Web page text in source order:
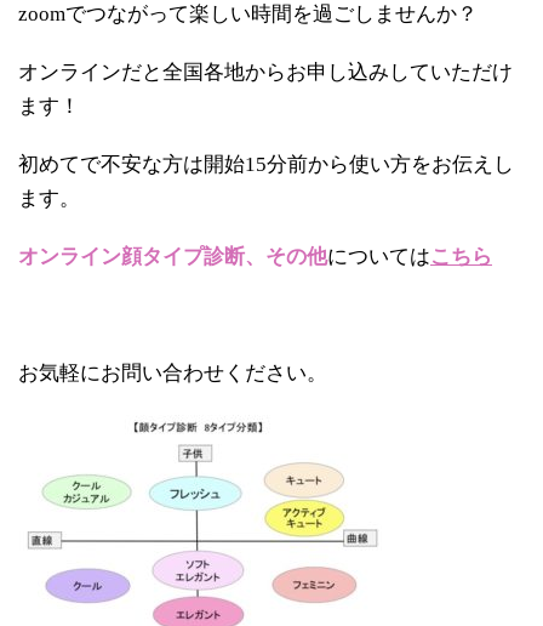
zoomでつながって楽しい時間を過ごしませんか？
オンラインだと全国各地からお申し込みしていただけ
ます！
初めてで不安な方は開始15分前から使い方をお伝えし
ます。
オンライン顔タイプ診断、その他についてはこちら
お気軽にお問い合わせください。